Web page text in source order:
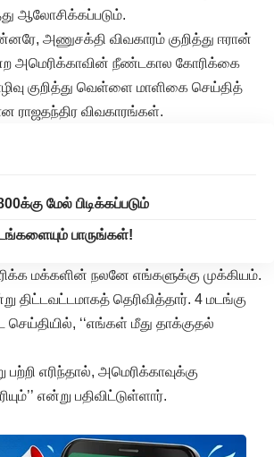
ஆலோசிக்கப்படும்.
அணுசக்தி விவகாரம் குறித்து ஈரான்
அமெரிக்காவின் நீண்டகால கோரிக்கை
குறித்து வெள்ளை மாளிகை செய்தித்
ராஜதந்திர விவகாரங்கள்.
மேல் பிடிக்கப்படும்
பாருங்கள்!
மக்களின் நலனே எங்களுக்கு முக்கியம்.
தெரிவித்தார். 4 மடங்கு
‘‘எங்கள் மீது தாக்குதல்
எரிந்தால், அமெரிக்காவுக்கு
என்று பதிவிட்டுள்ளார்.